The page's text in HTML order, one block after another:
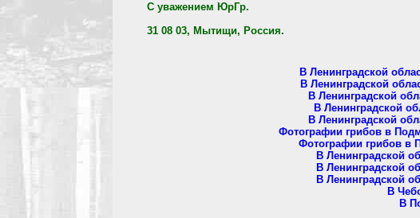
С уважением ЮрГр.
31 08 03, Мытищи, Россия.
В Ленинградской
В Ленинградской
В Ленинградской
В Ленинградской
В Ленинградской
Фотографии грибов в
Фотографии грибов в
В Ленинградской
В Ленинградской
В Ленинградской
В
В